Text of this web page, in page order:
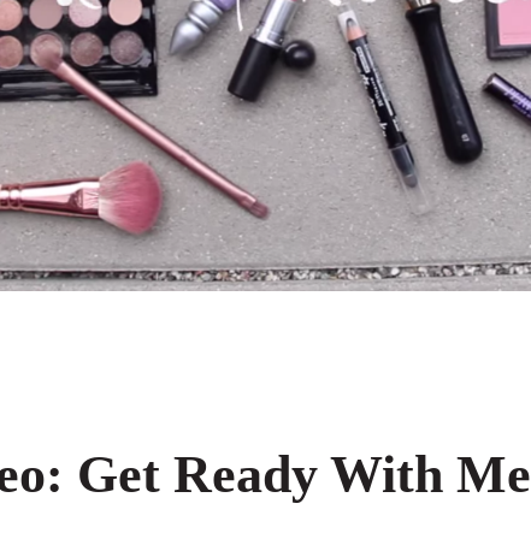
Get Ready With Me